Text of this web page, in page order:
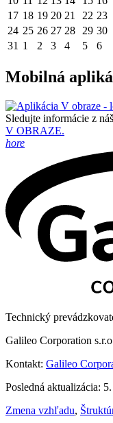
17 18 19 20 21 22 23
24 25 26 27 28 29 30
31 1 2 3 4 5 6
Mobilná
Sledujte informácie z
V OBRAZE.
hore
Technický
Galileo Corporation
Kontakt: Galileo
Posledná aktualizácia:
Zmena vzhľadu,